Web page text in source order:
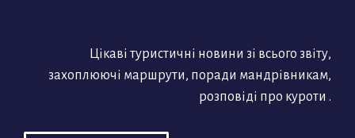
Цікаві туристичні новини зі всього звіту,
захоплюючі маршрути, поради мандрівникам,
розповіді про куроти .